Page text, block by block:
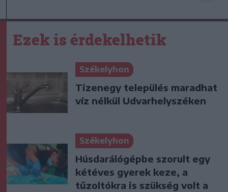
Ezek is érdekelhetik
Székelyhon
Tizenegy település maradhat
víz nélkül Udvarhelyszéken
Székelyhon
Húsdarálógépbe szorult egy
kétéves gyerek keze, a
tűzoltókra is szükség volt a